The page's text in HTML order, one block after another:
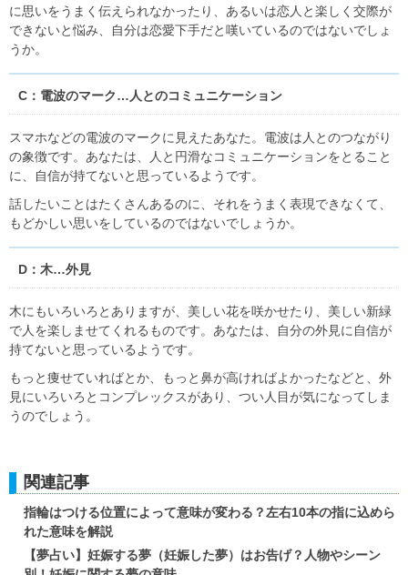
に思いをうまく伝えられなかったり、あるいは恋人と楽しく交際が
できないと悩み、自分は恋愛下手だと嘆いているのではないでしょ
うか。
C：電波のマーク…人とのコミュニケーション
スマホなどの電波のマークに見えたあなた。電波は人とのつながり
の象徴です。あなたは、人と円滑なコミュニケーションをとること
に、自信が持てないと思っているようです。
話したいことはたくさんあるのに、それをうまく表現できなくて、
もどかしい思いをしているのではないでしょうか。
D：木…外見
木にもいろいろとありますが、美しい花を咲かせたり、美しい新緑
で人を楽しませてくれるものです。あなたは、自分の外見に自信が
持てないと思っているようです。
もっと痩せていればとか、もっと鼻が高ければよかったなどと、外
見にいろいろとコンプレックスがあり、つい人目が気になってしま
うのでしょう。
関連記事
指輪はつける位置によって意味が変わる？左右10本の指に込めら
れた意味を解説
【夢占い】妊娠する夢（妊娠した夢）はお告げ？人物やシーン